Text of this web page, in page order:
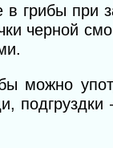
в грибы при
черной
можно